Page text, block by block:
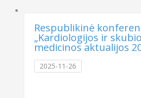
Respublikinė
„Kardiologijos ir
medicinos aktualijos
2025-11-26